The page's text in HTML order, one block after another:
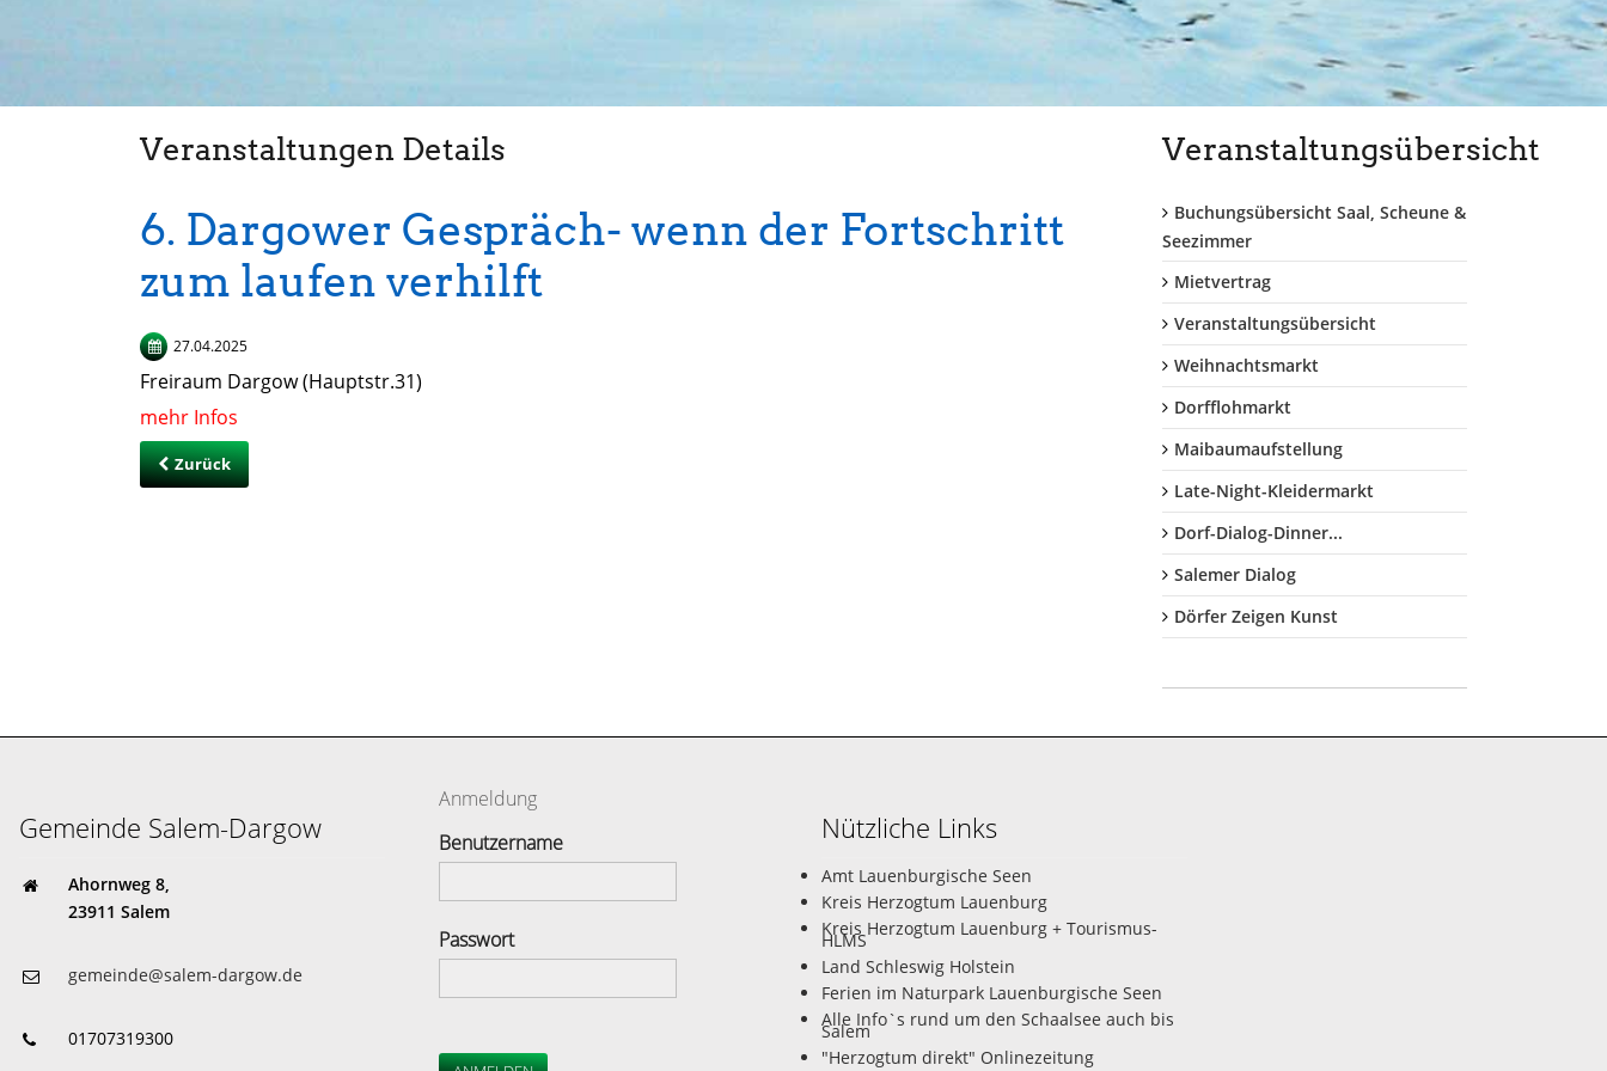
Veranstaltungen Details
6. Dargower Gespräch- wenn der Fortschritt
zum laufen verhilft
27.04.2025
Freiraum Dargow (Hauptstr.31)
mehr Infos
Zurück
Veranstaltungsübersicht
Buchungsübersicht Saal, Scheune &
Seezimmer
Mietvertrag
Veranstaltungsübersicht
Weihnachtsmarkt
Dorfflohmarkt
Maibaumaufstellung
Late-Night-Kleidermarkt
Dorf-Dialog-Dinner...
Salemer Dialog
Dörfer Zeigen Kunst
Gemeinde Salem-Dargow
Ahornweg 8,
23911 Salem
gemeinde@salem-dargow.de
01707319300
Anmeldung
Benutzername
Passwort
Nützliche Links
Amt Lauenburgische Seen
Kreis Herzogtum Lauenburg
Kreis Herzogtum Lauenburg + Tourismus-
HLMS
Land Schleswig Holstein
Ferien im Naturpark Lauenburgische Seen
Alle Info`s rund um den Schaalsee auch bis
Salem
"Herzogtum direkt" Onlinezeitung